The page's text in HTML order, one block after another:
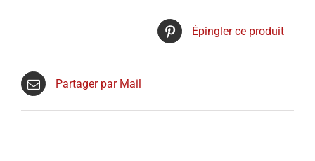
Épingler ce produit
Partager par Mail